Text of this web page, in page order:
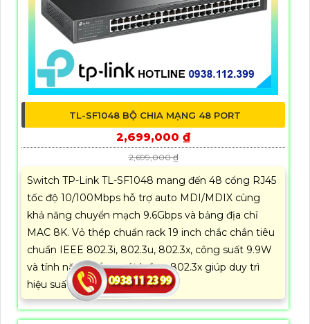
TL-SF1048 BỘ CHIA MẠNG 48 PORT
2,699,000 ₫
2,699,000 ₫
Switch TP-Link TL-SF1048 mang đến 48 cổng RJ45
tốc độ 10/100Mbps hỗ trợ auto MDI/MDIX cùng
khả năng chuyển mạch 9.6Gbps và bảng địa chỉ
MAC 8K. Vỏ thép chuẩn rack 19 inch chắc chắn tiêu
chuẩn IEEE 802.3i, 802.3u, 802.3x, công suất 9.9W
và tính năng kiểm soát luồng 802.3x giúp duy trì
hiệu suất ổn định.